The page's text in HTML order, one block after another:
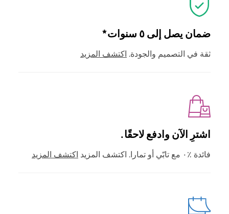
ضمان يصل إلى ٥ سنوات*
ثقة في التصميم والجودة. اكتشف المزيد
اشترِ الآن وادفع لاحقًا.
فائدة ٪٠ مع تابّي أو تمارا. اكتشف المزيد اكتشف المزيد